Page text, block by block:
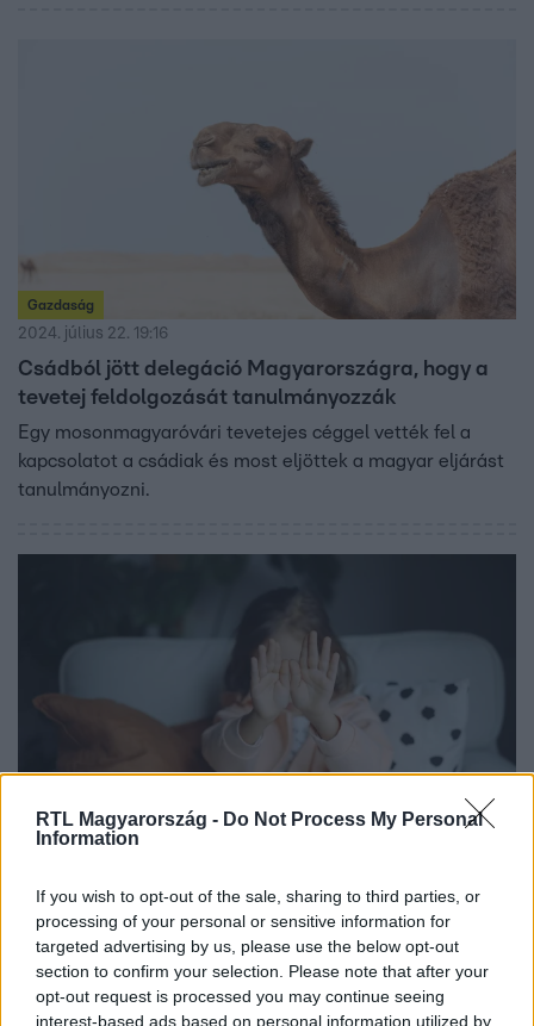
RTL Magyarország - Do Not Process My Personal
Information
If you wish to opt-out of the sale, sharing to third parties, or
processing of your personal or sensitive information for
targeted advertising by us, please use the below opt-out
section to confirm your selection. Please note that after your
opt-out request is processed you may continue seeing
interest-based ads based on personal information utilized by
Gazdaság
2024. július 22. 19:16
Csádból jött delegáció Magyarországra, hogy a
tevetej feldolgozását tanulmányozzák
Egy mosonmagyaróvári tevetejes céggel vették fel a
kapcsolatot a csádiak és most eljöttek a magyar eljárást
tanulmányozni.
Baleset-bűnügy
2024. július 2. 8:45
senki sem hitt a kicsinek
A kislány a környezetében lévő felnőtteknek már az
elején elmondta, hogy mit csinál vele a nevelőapja,
azonban senki sem hitt neki.